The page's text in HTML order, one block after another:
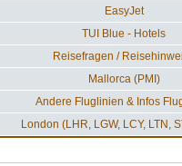
EasyJet
TUI Blue - Hotels
Reisefragen /
Mallorca (PMI)
Andere Fluglinien & Infos
London (LHR, LGW, LCY, LTN,